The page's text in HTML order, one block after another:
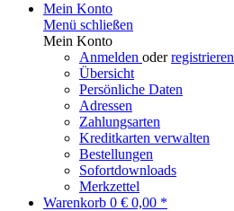
Mein Konto
Menü schließen
Mein Konto
Anmelden oderregistrieren
Übersicht
Persönliche Daten
Adressen
Zahlungsarten
Kreditkarten verwalten
Bestellungen
Sofortdownloads
Merkzettel
Warenkorb 0 € 0,00 *